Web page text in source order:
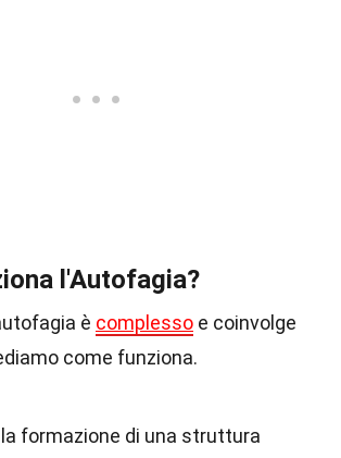
l'Autofagia?
è complesso e coinvolge
come funziona.
formazione di una struttura